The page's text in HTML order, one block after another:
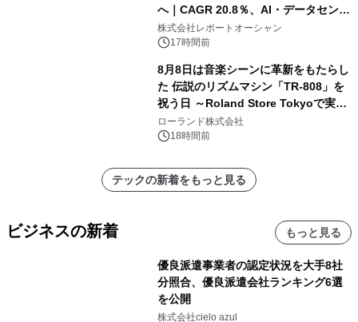
へ｜CAGR 20.8％、AI・データセンタ
ー需要が成長を牽引
株式会社レポートオーシャン
17時間前
8月8日は音楽シーンに革新をもたらし
た 伝説のリズムマシン「TR-808」を
祝う日 ～Roland Store Tokyoで実機
を展示しての 記念キャンペーンを開
催 英国ラジオ「NTS」の 特別プログ
アーティストを フィーチャーしたアニ
メーションを公開～
ローランド株式会社
18時間前
テックの新着をもっと見る
ビジネスの新着 もっと見る
優良派遣事業者の認定状況を大手8社
分照合、優良派遣会社ランキング6選
を公開
株式会社cielo azul